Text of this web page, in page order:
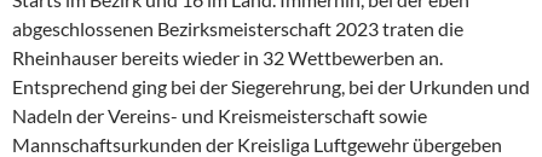
abgeschlossenen Bezirksmeisterschaft 2023 traten die
Rheinhauser bereits wieder in 32 Wettbewerben an.
Entsprechend ging bei der Siegerehrung, bei der Urkunden und
Nadeln der Vereins- und Kreismeisterschaft sowie
Mannschaftsurkunden der Kreisliga Luftgewehr übergeben